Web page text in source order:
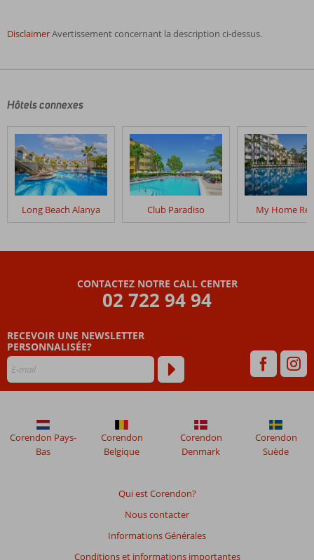
DisclaimerAvertissement concernant la description ci-dessus.
écrits
nos
clients
après
leur
séjour
Gold
plus
de
ne
plus
affichés
afin
Hôtels connexes
Long Beach Alanya Club Paradiso My Home
CONTACTEZ NOTRE CALL CENTER
02 722 94 94
RECEVOIR UNE NEWSLETTER
PERSONNALISÉE?
Qui est Corendon?
Nous contacter
Informations Générales
Conditions et informations importantes
Corendon Pays-
Bas
Corendon
Belgique
Corendon
Denmark
Corendon
Suède